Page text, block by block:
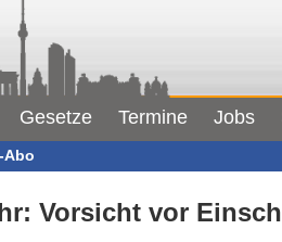
Gesetze Termine Jobs
Abo
Vorsicht vor